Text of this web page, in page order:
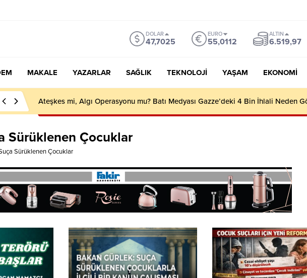
DOLAR
47,7025
EURO
55,0112
ALTIN
6.519,97
MAKALE YAZARLAR SAĞLIK TEKNOLOJI YAŞAM EKONOMI
İletişim Başkanlığından “Milli Dayanışma” Kampanyası: Terörün 40 Yıllık
Sürüklenen Çocuklar
Sürüklenen Çocuklar